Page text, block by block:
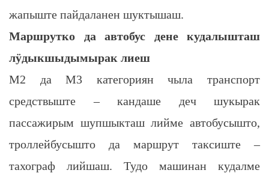
жапыште пайдаланен шуктышаш.
Маршрутко да автобус дене кудалышташ
лӱдыкшыдымырак лиеш
М2 да М3 категориян чыла транспорт
средствыште – кандаше деч шукырак
пассажирым шупшыкташ лийме автобусышто,
троллейбусышто да маршрут таксиште –
тахограф лийшаш. Тудо машинан кудалме